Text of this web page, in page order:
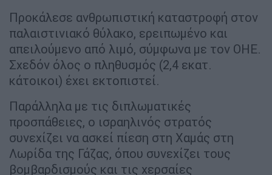
Προκάλεσε ανθρωπιστική καταστροφή στον
παλαιστινιακό θύλακο, ερειπωμένο και
απειλούμενο από λιμό, σύμφωνα με τον ΟΗΕ.
Σχεδόν όλος ο πληθυσμός (2,4 εκατ.
κάτοικοι) έχει εκτοπιστεί.
Παράλληλα με τις διπλωματικές
προσπάθειες, ο ισραηλινός στρατός
συνεχίζει να ασκεί πίεση στη Χαμάς στη
Λωρίδα της Γάζας, όπου συνεχίζει τους
βομβαρδισμούς και τις χερσαίες